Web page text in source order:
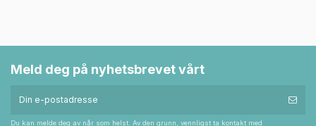
Meld deg på nyhetsbrevet vårt
Du kan melde deg av når som helst. Av den grunn, vennligst ta kontakt med